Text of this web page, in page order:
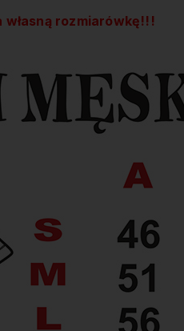
rozmiarówkę!!!